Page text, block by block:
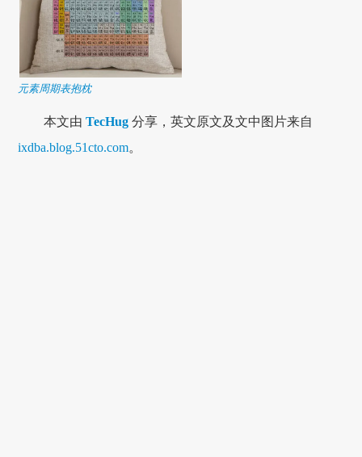
元素周期表抱枕
本文由TecHug 分享，英文原文及文中图片来自
ixdba.blog.51cto.com。